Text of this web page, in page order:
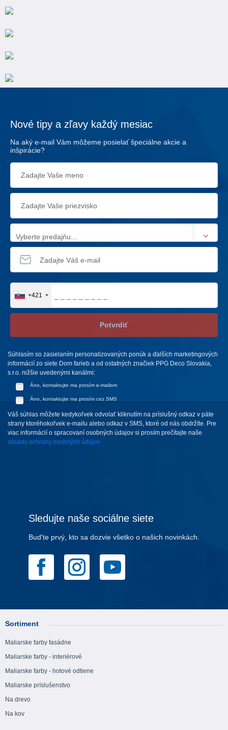
Nové tipy a zľavy každý mesiac
Na aký e-mail Vám môžeme posielať špeciálne akcie a
inšpirácie?
Vyberte predajňu...
+421
Potvrdiť
Súhlasím so zasielaním personalizovaných ponúk a ďalších marketingových
informácií zo siete Dom farieb a od ostatných značiek PPG Deco Slovakia,
s.r.o. nižšie uvedenými kanálmi:
Áno, kontaktujte ma prosím e-mailom
Áno, kontaktujte ma prosím cez SMS
Váš súhlas môžete kedykoľvek odvolať kliknutím na príslušný odkaz v päte
strany ktoréhokoľvek e-mailu alebo odkaz v SMS, ktoré od nás obdržíte. Pre
viac informácií o spracovaní osobných údajov si prosím prečítajte naše
zásady ochrany osobných údajov
Sledujte naše sociálne siete
Bud'te prvý, kto sa dozvie všetko o našich novinkách.
Sortiment
Maliarske farby fasádne
Maliarske farby - interiérové
Maliarske farby - hotové odtiene
Maliarske príslušenstvo
Na drevo
Na kov